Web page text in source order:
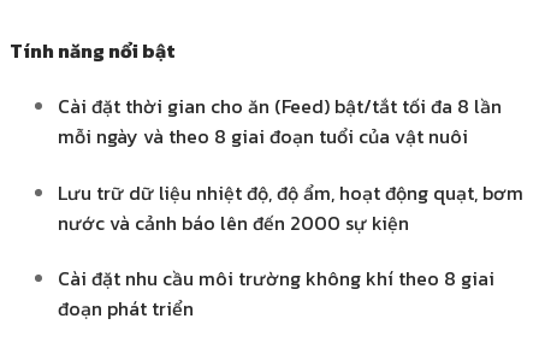
Tính năng nổi bật
Cài đặt thời gian cho ăn (Feed) bật/tắt tối đa 8 lần
mỗi ngày và theo 8 giai đoạn tuổi của vật nuôi
Lưu trữ dữ liệu nhiệt độ, độ ẩm, hoạt động quạt, bơm
nước và cảnh báo lên đến 2000 sự kiện
Cài đặt nhu cầu môi trường không khí theo 8 giai
đoạn phát triển